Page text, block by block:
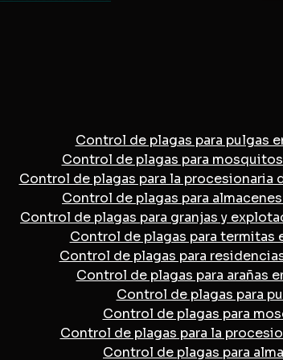
Control de plagas para pulgas
Control de plagas para
Control de plagas para la procesionaria
Control de plagas para
Control de plagas para granjas y
Control de plagas para termitas
Control de plagas para
Control de plagas para arañas
Control de plagas para
Control de plagas para
Control de plagas para la
Control de plagas para